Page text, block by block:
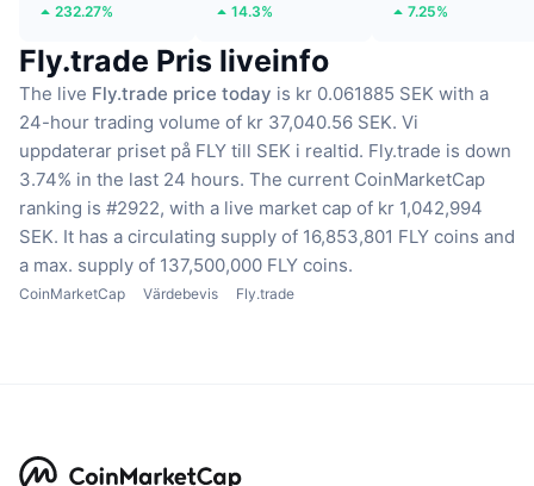
232.27% 14.3% 7.25%
Fly.trade Pris liveinfo
The live Fly.trade price today is kr 0.061885 SEK with a
24-hour trading volume of kr 37,040.56 SEK. Vi
uppdaterar priset på FLY till SEK i realtid. Fly.trade is down
3.74% in the last 24 hours. The current CoinMarketCap
ranking is #2922, with a live market cap of kr 1,042,994
SEK. It has a circulating supply of 16,853,801 FLY coins and
a max. supply of 137,500,000 FLY coins.
CoinMarketCap Värdebevis Fly.trade